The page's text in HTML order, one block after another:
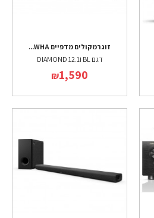
זוג רמקולים מדפיים WHA...
דגם DIAMOND 12.1i BL
₪1,590